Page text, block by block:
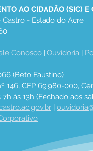
E
E
AO CIDADÃO (SIC) E
- Estado do Acre
Conosco Ouvidoria
(Beto Faustino)
146, CEP 69.980-000,
7h às 13h (Fechado aos